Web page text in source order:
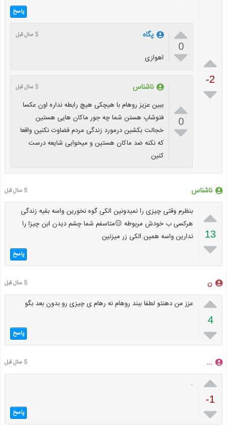

-2

پاسخ

0

پگاه 5 سال قبل
اهوازی

0

ناشناس 5 سال قبل
ببین عزیز روهام با هیچکی هیچ رابطه نداره اون عکسا
فتوشاپ هستن شما چه جور ماکان هایی هستین
خجالت بکشین درمورد زندگی مردم قضاوت نکنین واقعا
که نکنه ضد ماکان هستین و میخوایی شایعه درست
کنین
ناشناس 5 سال قبل

13

بنظرم وقتی چیزی را نمیدونین الکی گوه نخورین واسه بقیه زندگی
هرکسی ب خودش مربوطه 😑متاسفم شما چشم دیدن ابن چیزا را
ندارین واسه همین الکی زر میزنین
پاسخ
ن 5 سال قبل

4

عزز من دهنتو لطفا ببند روهام نه رهام ی چیزی رو بدون بعد بگو
پاسخ
... 5 سال قبل

-1

.
پاسخ